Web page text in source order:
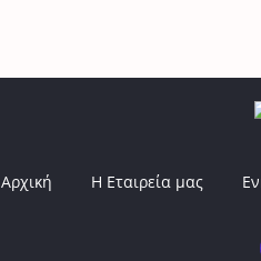
Αρχική Η Εταιρεία μας